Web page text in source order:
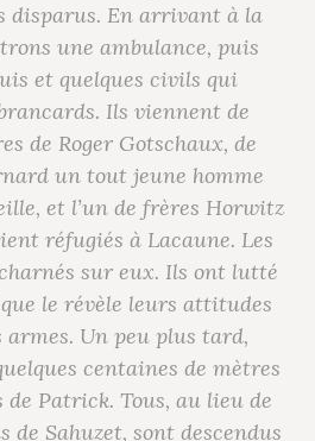
disparus. En arrivant à la
une ambulance, puis
et quelques civils qui
Ils viennent de
de Roger Gotschaux, de
un tout jeune homme
et l’un de frères Horwitz
réfugiés à Lacaune. Les
sur eux. Ils ont lutté
le révèle leurs attitudes
armes. Un peu plus tard,
centaines de mètres
de Patrick. Tous, au lieu de
de Sahuzet, sont descendus